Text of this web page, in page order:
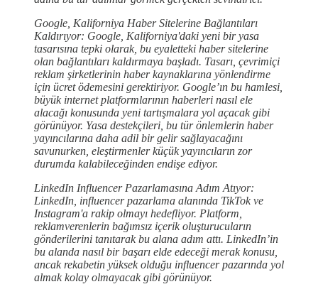
Google, Kaliforniya Haber Sitelerine Bağlantıları
Kaldırıyor: Google, Kaliforniya'daki yeni bir yasa
tasarısına tepki olarak, bu eyaletteki haber sitelerine
olan bağlantıları kaldırmaya başladı. Tasarı, çevrimiçi
reklam şirketlerinin haber kaynaklarına yönlendirme
için ücret ödemesini gerektiriyor. Google’ın bu hamlesi,
büyük internet platformlarının haberleri nasıl ele
alacağı konusunda yeni tartışmalara yol açacak gibi
görünüyor. Yasa destekçileri, bu tür önlemlerin haber
yayıncılarına daha adil bir gelir sağlayacağını
savunurken, eleştirmenler küçük yayıncıların zor
durumda kalabileceğinden endişe ediyor.
LinkedIn Influencer Pazarlamasına Adım Atıyor:
LinkedIn, influencer pazarlama alanında TikTok ve
Instagram'a rakip olmayı hedefliyor. Platform,
reklamverenlerin bağımsız içerik oluşturucuların
gönderilerini tanıtarak bu alana adım attı. LinkedIn’in
bu alanda nasıl bir başarı elde edeceği merak konusu,
ancak rekabetin yüksek olduğu influencer pazarında yol
almak kolay olmayacak gibi görünüyor.